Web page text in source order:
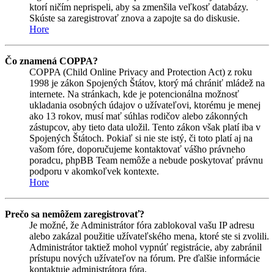
ktorí ničím neprispeli, aby sa zmenšila veľkosť databázy.
Skúste sa zaregistrovať znova a zapojte sa do diskusie.
Hore
Čo znamená COPPA?
COPPA (Child Online Privacy and Protection Act) z roku
1998 je zákon Spojených Štátov, ktorý má chrániť mládež na
internete. Na stránkach, kde je potencionálna možnosť
ukladania osobných údajov o užívateľovi, ktorému je menej
ako 13 rokov, musí mať súhlas rodičov alebo zákonných
zástupcov, aby tieto data uložil. Tento zákon však platí iba v
Spojených Štátoch. Pokiaľ si nie ste istý, či toto platí aj na
vašom fóre, doporučujeme kontaktovať vášho právneho
poradcu, phpBB Team nemôže a nebude poskytovať právnu
podporu v akomkoľvek kontexte.
Hore
Prečo sa nemôžem zaregistrovať?
Je možné, že Administrátor fóra zablokoval vašu IP adresu
alebo zakázal použitie užívateľského mena, ktoré ste si zvolili.
Administrátor taktiež mohol vypnúť registrácie, aby zabránil
prístupu nových užívateľov na fórum. Pre ďalšie informácie
kontaktuje administrátora fóra.